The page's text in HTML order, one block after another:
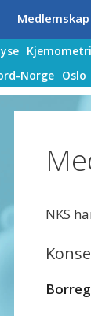
Medlemskap
Kjemometri
Norge Oslo
NKS